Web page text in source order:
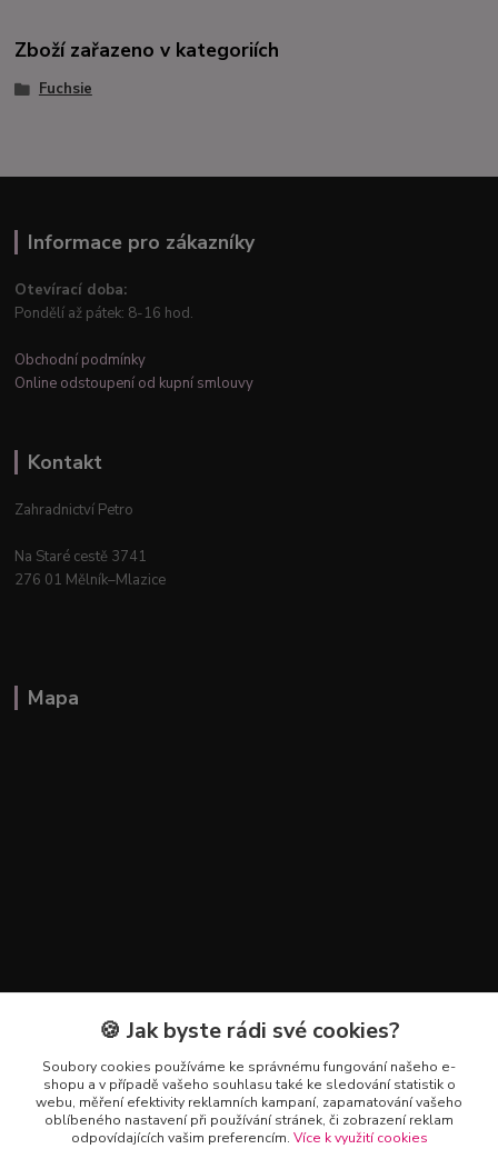
Zboží zařazeno v kategoriích
Fuchsie
Informace pro zákazníky
Otevírací doba:
Pondělí až pátek: 8-16 hod.
Obchodní podmínky
Online odstoupení od kupní smlouvy
Kontakt
Zahradnictví Petro
Na Staré cestě 3741
276 01 Mělník–Mlazice
Mapa
Kontakty
+420 602 223 614
info@zahradnictvipetro.cz
🍪 Jak byste rádi své cookies?
Soubory cookies používáme ke správnému fungování našeho e-
shopu a v případě vašeho souhlasu také ke sledování statistik o
webu, měření efektivity reklamních kampaní, zapamatování vašeho
oblíbeného nastavení při používání stránek, či zobrazení reklam
odpovídajících vašim preferencím. Více k využití cookies